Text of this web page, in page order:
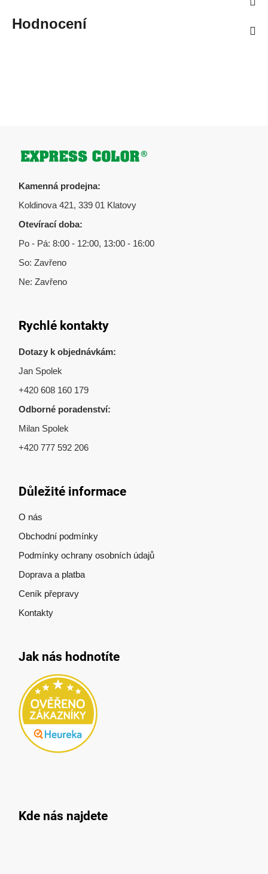
Hodnocení
Zápatí
Kamenná prodejna:
Koldinova 421, 339 01 Klatovy
Otevírací doba:
Po - Pá: 8:00 - 12:00, 13:00 - 16:00
So: Zavřeno
Ne: Zavřeno
Rychlé kontakty
Dotazy k objednávkám:
Jan Spolek
+420 608 160 179
Odborné poradenství:
Milan Spolek
+420 777 592 206
Důležité informace
O nás
Obchodní podmínky
Podmínky ochrany osobních údajů
Doprava a platba
Ceník přepravy
Kontakty
Jak nás hodnotíte
Kde nás najdete